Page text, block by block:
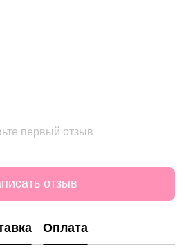
первый отзыв
отзыв
Оплата